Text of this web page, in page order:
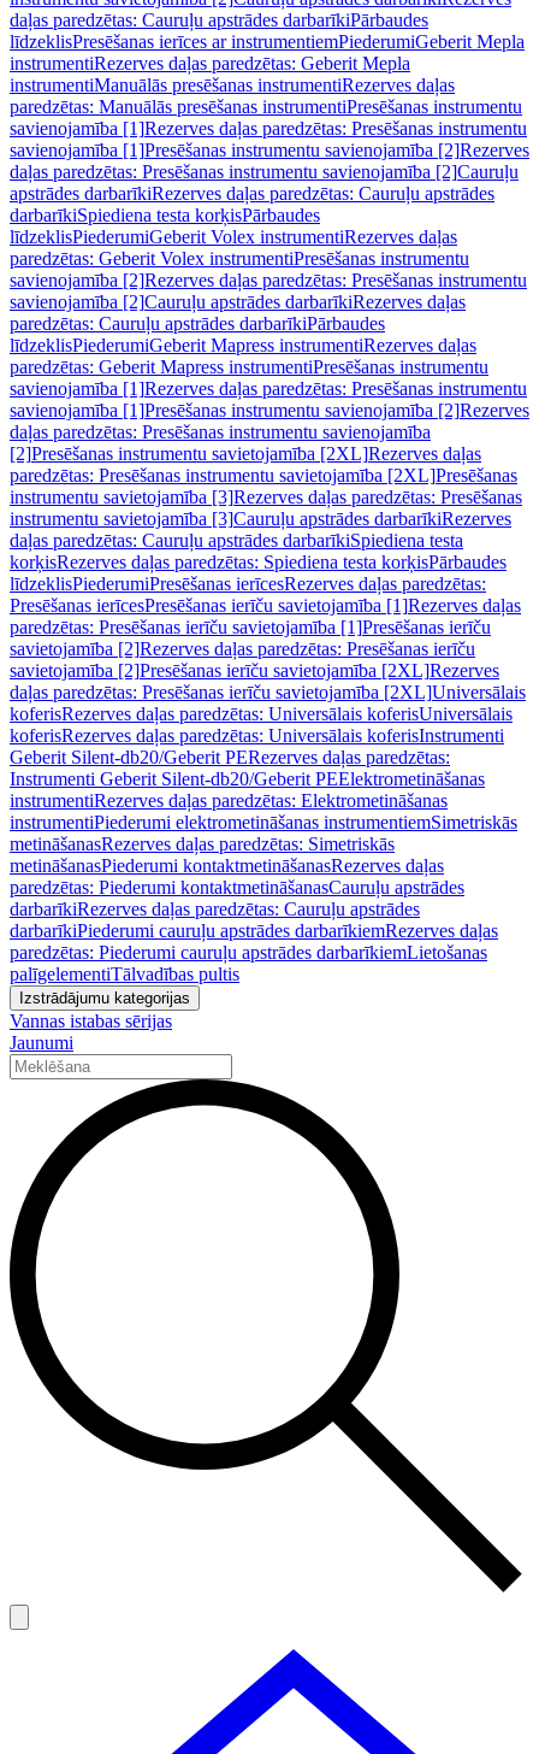
daļas paredzētas: Cauruļu apstrādes darbarīkiPārbaudes
līdzeklisPresēšanas ierīces ar instrumentiemPiederumiGeberit Mepla
instrumentiRezerves daļas paredzētas: Geberit Mepla
instrumentiManuālās presēšanas instrumentiRezerves daļas
paredzētas: Manuālās presēšanas instrumentiPresēšanas instrumentu
savienojamība [1]Rezerves daļas paredzētas: Presēšanas instrumentu
savienojamība [1]Presēšanas instrumentu savienojamība [2]Rezerves
daļas paredzētas: Presēšanas instrumentu savienojamība [2]Cauruļu
apstrādes darbarīkiRezerves daļas paredzētas: Cauruļu apstrādes
darbarīkiSpiediena testa korķisPārbaudes
līdzeklisPiederumiGeberit Volex instrumentiRezerves daļas
paredzētas: Geberit Volex instrumentiPresēšanas instrumentu
savienojamība [2]Rezerves daļas paredzētas: Presēšanas instrumentu
savienojamība [2]Cauruļu apstrādes darbarīkiRezerves daļas
paredzētas: Cauruļu apstrādes darbarīkiPārbaudes
līdzeklisPiederumiGeberit Mapress instrumentiRezerves daļas
paredzētas: Geberit Mapress instrumentiPresēšanas instrumentu
savienojamība [1]Rezerves daļas paredzētas: Presēšanas instrumentu
savienojamība [1]Presēšanas instrumentu savienojamība [2]Rezerves
daļas paredzētas: Presēšanas instrumentu savienojamība
[2]Presēšanas instrumentu savietojamība [2XL]Rezerves daļas
paredzētas: Presēšanas instrumentu savietojamība [2XL]Presēšanas
instrumentu savietojamība [3]Rezerves daļas paredzētas: Presēšanas
instrumentu savietojamība [3]Cauruļu apstrādes darbarīkiRezerves
daļas paredzētas: Cauruļu apstrādes darbarīkiSpiediena testa
korķisRezerves daļas paredzētas: Spiediena testa korķisPārbaudes
līdzeklisPiederumiPresēšanas ierīcesRezerves daļas paredzētas:
Presēšanas ierīcesPresēšanas ierīču savietojamība [1]Rezerves daļas
paredzētas: Presēšanas ierīču savietojamība [1]Presēšanas ierīču
savietojamība [2]Rezerves daļas paredzētas: Presēšanas ierīču
savietojamība [2]Presēšanas ierīču savietojamība [2XL]Rezerves
daļas paredzētas: Presēšanas ierīču savietojamība [2XL]Universālais
koferisRezerves daļas paredzētas: Universālais koferisUniversālais
koferisRezerves daļas paredzētas: Universālais koferisInstrumenti
Geberit Silent-db20/Geberit PERezerves daļas paredzētas:
Instrumenti Geberit Silent-db20/Geberit PEElektrometināšanas
instrumentiRezerves daļas paredzētas: Elektrometināšanas
instrumentiPiederumi elektrometināšanas instrumentiemSimetriskās
metināšanasRezerves daļas paredzētas: Simetriskās
metināšanasPiederumi kontaktmetināšanasRezerves daļas
paredzētas: Piederumi kontaktmetināšanasCauruļu apstrādes
darbarīkiRezerves daļas paredzētas: Cauruļu apstrādes
darbarīkiPiederumi cauruļu apstrādes darbarīkiemRezerves daļas
paredzētas: Piederumi cauruļu apstrādes darbarīkiemLietošanas
palīgelementiTālvadības pultis
Izstrādājumu kategorijas
Vannas istabas sērijas
Jaunumi